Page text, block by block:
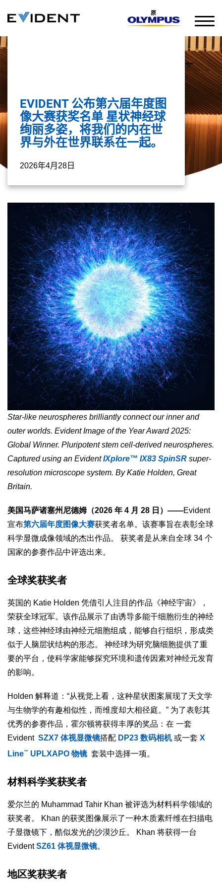
原
EVIDENT 公布第六届年度图
像大赛获奖名单 星状神经球
绚丽多姿，将我们的内在世
界与外在世界联系在一起。
2026年4月28日
Star-like neurospheres brilliantly connect our inner and
outer worlds. Evident Image of the Year Award 2025:
Global Winner. Pluripotent stem cell-derived neurospheres.
Captured using an EvidentIXplore™ IX83 SpinSR super-
resolution microscope system. By Katie Holden, Great
Britain.
美国马萨诸塞州尼德姆（2026 年 4 月 28 日）——Evident
宣布第六届年度图像大赛获奖者名单。该赛事旨在表彰全球
科学显微成像领域的杰出作品。 获奖者是从来自全球 34 个
国家的参赛作品中评选出来。
全球奖获奖者
英国的 Katie Holden 凭借引人注目的作品《神经宇宙》，
荣获全球冠军。该作品展示了由诱导多能干细胞衍生的神经
球，这些神经球由神经元细胞组成，能够自行组织，形成类
似于人脑层状结构的形态。 神经球为研究脑细胞提供了重
要的平台，使科学家能够探究环境和遗传因素对神经元发育
的影响。
Holden 解释道：“从视觉上看，这种星状图案展现了天文学
与生物学的有趣相似性，而维度却大相径庭。” 为了表彰其
优秀的参赛作品，霍尔顿将获得丰厚的奖品：在 一套
Evident SZX7 体视显微镜搭配 DP23 数码相机或一套 X
Line™ UPLXAPO 物镜套装中选择一项。
材料科学奖获奖者
爱尔兰的 Muhammad Tahir Khan 被评选为材料科学领域的
获奖者。 Khan 的获奖图像展示了一种木质素纤维在扫描电
子显微镜下，酷似发光的沙漠沙丘。 Khan 将获得一台
EvidentSZ61 体视显微镜。
地区奖获奖者